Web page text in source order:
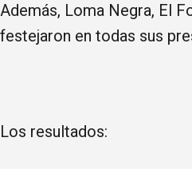
Además, Loma Negra, El
festejaron en todas sus
Los resultados: